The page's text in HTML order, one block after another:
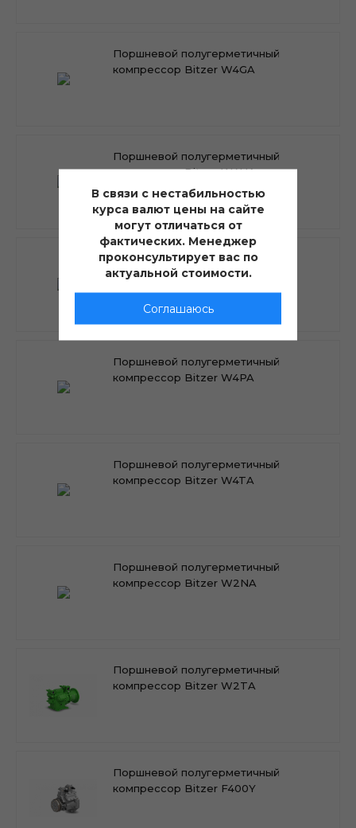
Поршневой полугерметичный
компрессор Bitzer W4GA
Поршневой полугерметичный
компрессор Bitzer W4HA
Поршневой полугерметичный
компрессор Bitzer W4NA
Поршневой полугерметичный
компрессор Bitzer W4PA
Поршневой полугерметичный
компрессор Bitzer W4TA
Поршневой полугерметичный
компрессор Bitzer W2NA
Поршневой полугерметичный
компрессор Bitzer W2TA
Поршневой полугерметичный
компрессор Bitzer F400Y
В связи с нестабильностью
курса валют цены на сайте
могут отличаться от
фактических. Менеджер
проконсультирует вас по
актуальной стоимости.
Соглашаюсь